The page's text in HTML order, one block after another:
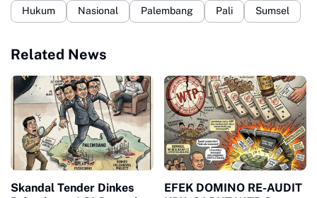
Hukum Nasional Palembang Pali Sumsel
Related News
Skandal Tender Dinkes
EFEK DOMINO RE-AUDIT